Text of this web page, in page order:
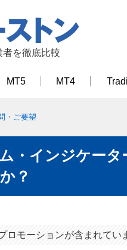
を徹底比較
MT5 MT4
・ご要望
・インジケータ
？
ロモーションが含まれてい